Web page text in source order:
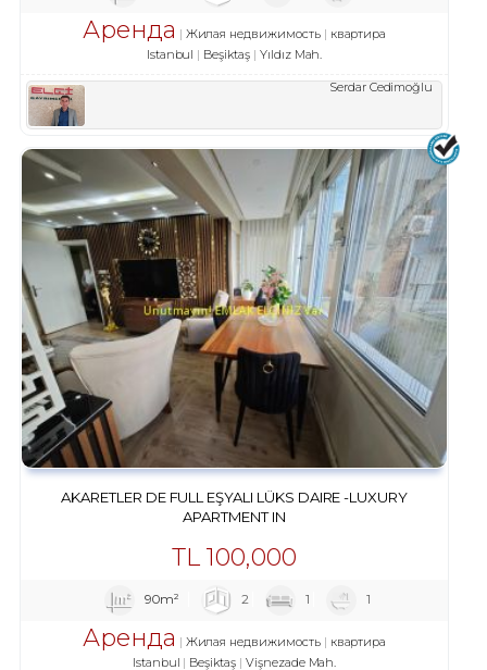
Аренда Жилая недвижимость
квартира
Istanbul
Beşiktaş Yıldız Mah.
Serdar Cedimoğlu
AKARETLER DE FULL EŞYALI LÜKS DAIRE -LUXURY
APARTMENT IN
TL 100,000
90m² 2 1 1
Аренда Жилая недвижимость
квартира
Istanbul
Beşiktaş Vişnezade Mah.